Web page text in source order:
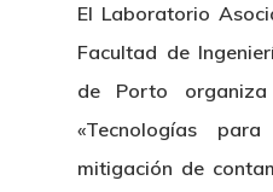
El Laboratorio
Facultad de
de Porto
«Tecnologías
mitigación de